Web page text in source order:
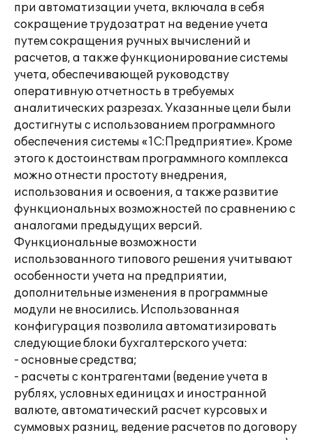
при автоматизации учета, включала в себя
сокращение трудозатрат на ведение учета
путем сокращения ручных вычислений и
расчетов, а также функционирование системы
учета, обеспечивающей руководству
оперативную отчетность в требуемых
аналитических разрезах. Указанные цели были
достигнуты с использованием программного
обеспечения системы «1С:Предприятие». Кроме
этого к достоинствам программного комплекса
можно отнести простоту внедрения,
использования и освоения, а также развитие
функциональных возможностей по сравнению с
аналогами предыдущих версий.
Функциональные возможности
использованного типового решения учитывают
особенности учета на предприятии,
дополнительные изменения в программные
модули не вносились. Использованная
конфигурация позволила автоматизировать
следующие блоки бухгалтерского учета:
- основные средства;
- расчеты с контрагентами (ведение учета в
рублях, условных единицах и иностранной
валюте, автоматический расчет курсовых и
суммовых разниц, ведение расчетов по договору